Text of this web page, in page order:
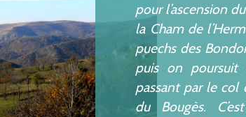
pour l’ascension
la Cham de
puechs des
puis on
passant par le col
du Bougès.